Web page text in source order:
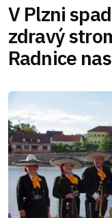
V Plzni
zdravý
Radnice